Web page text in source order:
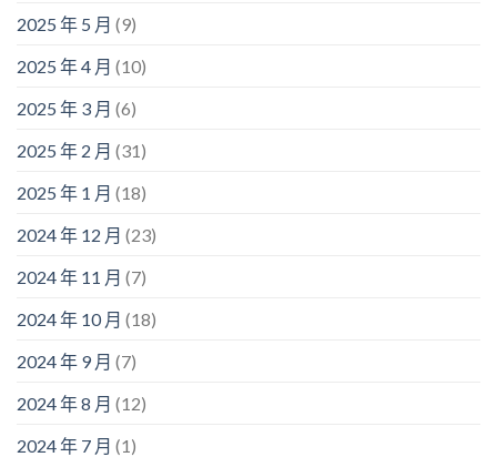
2025 年 5 月 (9)
2025 年 4 月 (10)
2025 年 3 月 (6)
2025 年 2 月 (31)
2025 年 1 月 (18)
2024 年 12 月 (23)
2024 年 11 月 (7)
2024 年 10 月 (18)
2024 年 9 月 (7)
2024 年 8 月 (12)
2024 年 7 月 (1)